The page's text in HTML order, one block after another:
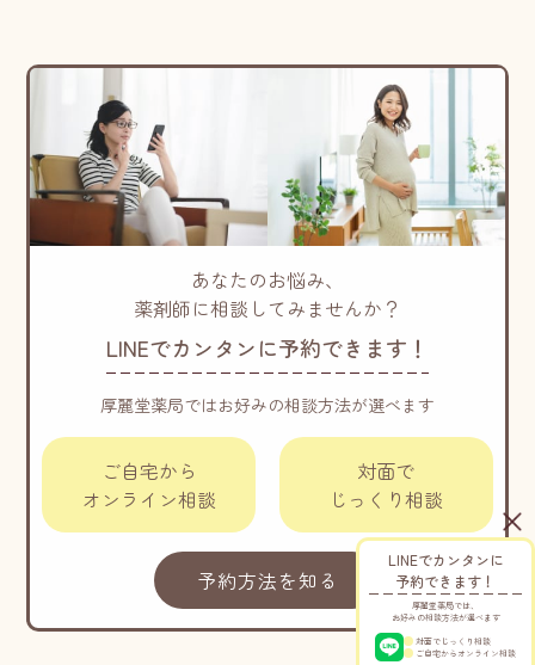
LINEでカンタンに
予約できます！
厚麗堂薬局では、
お好みの相談方法が選べます
対面でじっくり相談
ご自宅からオンライン相談
あなたのお悩み、
薬剤師に相談してみませんか？
LINEでカンタンに予約できます！
厚麗堂薬局ではお好みの相談方法が選べます
ご自宅から
オンライン相談
対面で
じっくり相談
予約方法を知る